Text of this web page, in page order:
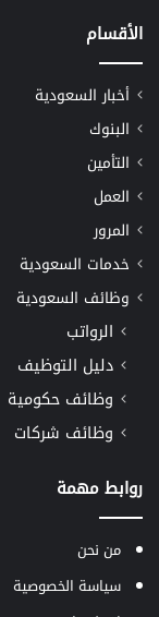
الأقسام
أخبار السعودية
البنوك
التأمين
العمل
المرور
خدمات السعودية
وظائف السعودية
الرواتب
دليل التوظيف
وظائف حكومية
وظائف شركات
روابط مهمة
من نحن
سياسة الخصوصية